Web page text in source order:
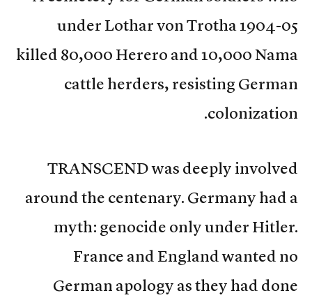
under Lothar von Trotha 1904-05
killed 80,000 Herero and 10,000 Nama
cattle herders, resisting German
colonization.
TRANSCEND was deeply involved
around the centenary. Germany had a
myth: genocide only under Hitler.
France and England wanted no
German apology as they had done